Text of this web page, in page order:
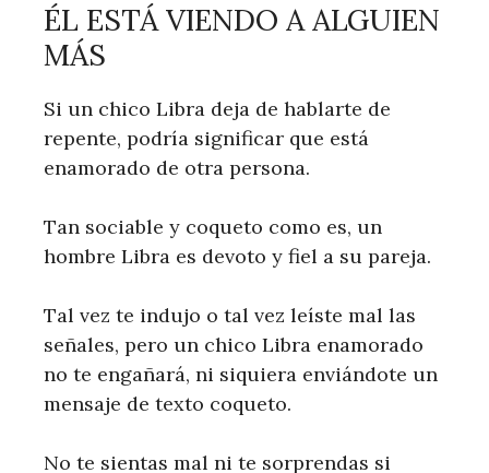
ÉL ESTÁ VIENDO A ALGUIEN
MÁS
Si un chico Libra deja de hablarte de
repente, podría significar que está
enamorado de otra persona.
Tan sociable y coqueto como es, un
hombre Libra es devoto y fiel a su pareja.
Tal vez te indujo o tal vez leíste mal las
señales, pero un chico Libra enamorado
no te engañará, ni siquiera enviándote un
mensaje de texto coqueto.
No te sientas mal ni te sorprendas si